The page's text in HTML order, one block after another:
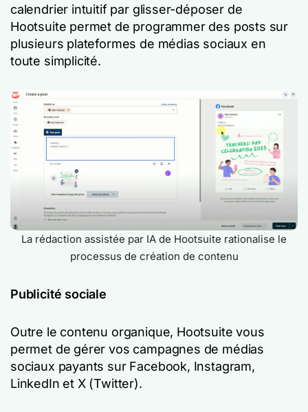
calendrier intuitif par glisser-déposer de
Hootsuite permet de programmer des posts sur
plusieurs plateformes de médias sociaux en
toute simplicité.
La rédaction assistée par IA de Hootsuite rationalise le
processus de création de contenu
Publicité sociale
Outre le contenu organique, Hootsuite vous
permet de gérer vos campagnes de médias
sociaux payants sur Facebook, Instagram,
LinkedIn et X (Twitter).